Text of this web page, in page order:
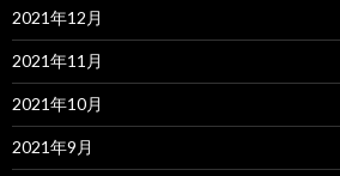
2021年12月
2021年11月
2021年10月
2021年9月